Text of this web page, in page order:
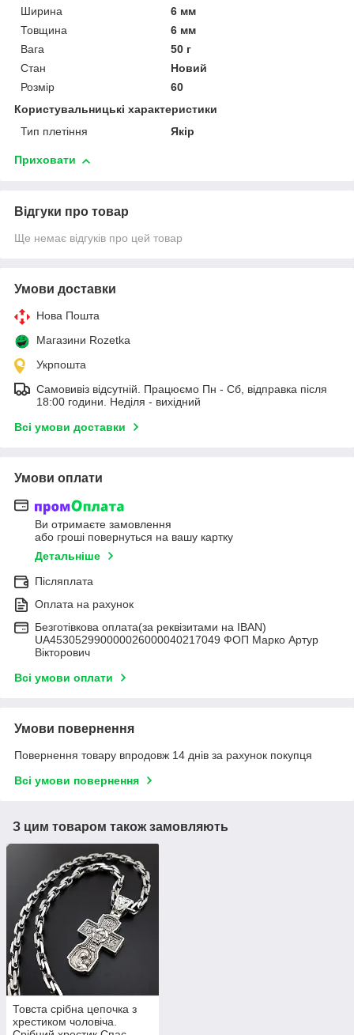
Ширина
6 мм
Товщина
6 мм
Вага
50 г
Стан
Новий
Розмір
60
Користувальницькі характеристики
Тип плетіння
Якір
Приховати
Відгуки про товар
Ще немає відгуків про цей товар
Умови доставки
Нова Пошта
Магазини Rozetka
Укрпошта
Самовивіз відсутній. Працюємо Пн - Сб, відправка після
18:00 години. Неділя - вихідний
Всі умови доставки
Умови оплати
Ви отримаєте замовлення
або гроші повернуться на вашу картку
Детальніше
Післяплата
Оплата на рахунок
Безготівкова оплата(за реквізитами на IBAN)
UA453052990000026000040217049 ФОП Марко Артур
Вікторович
Всі умови оплати
Умови повернення
Повернення товару впродовж 14 днів за рахунок покупця
Всі умови повернення
З цим товаром також замовляють
Товста срібна цепочка з
хрестиком чоловіча.